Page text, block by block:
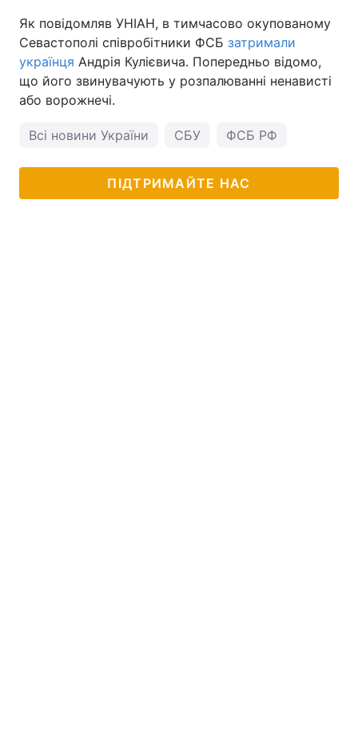
Як повідомляв УНІАН, в тимчасово окупованому
Севастополі співробітники ФСБ затримали
українця Андрія Кулієвича. Попередньо відомо,
що його звинувачують у розпалюванні ненависті
або ворожнечі.
Всі новини України СБУ ФСБ РФ
ПІДТРИМАЙТЕ НАС